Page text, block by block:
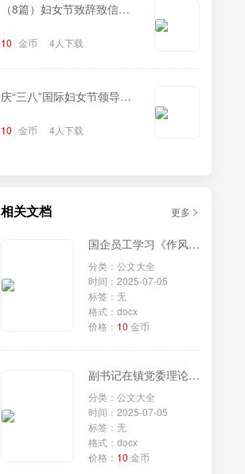
（8篇）妇女节致辞致信汇
10 金币 4人下载
庆“三八”国际妇女节领导致
10 金币 4人下载
相关文档 更多
国企员工学习《作风建设改变中国》研讨发言
分类：公文大全
时间：2025-07-05
标签：无
格式：docx
价格： 10 金币
副书记在镇党委理论学习中心组专题学习《党组讨论和决定党员处分事项工作程序规定》研讨会上的发言
分类：公文大全
时间：2025-07-05
标签：无
格式：docx
价格： 10 金币